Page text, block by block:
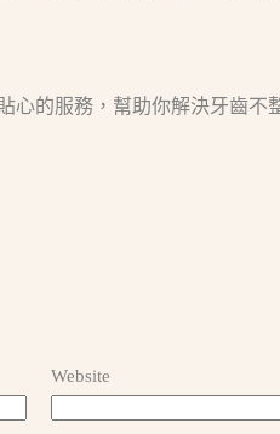
心的服務，幫助你解決牙齒
Website